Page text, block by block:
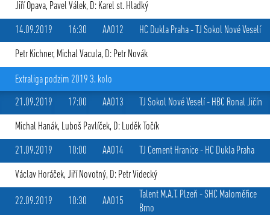
Jiří Opava, Pavel Válek, D: Karel st. Hladký
14.09.2019 16:30 AA012 HC Dukla Praha- TJ Sokol Nové Veselí
Petr Kichner, Michal Vacula, D: Petr Novák
Extraliga podzim 2019 3. kolo
21.09.2019
17:00 AA013 TJ Sokol Nové Veselí- HBC Ronal Jičín
Michal Hanák, Luboš Pavlíček, D: Luděk Točík
21.09.2019 10:00 AA014 TJ Cement Hranice- HC Dukla Praha
Václav Horáček, Jiří Novotný, D: Petr Videcký
22.09.2019 10:30 AA015
Talent M.A.T. Plzeň -SHC Maloměřice
Brno